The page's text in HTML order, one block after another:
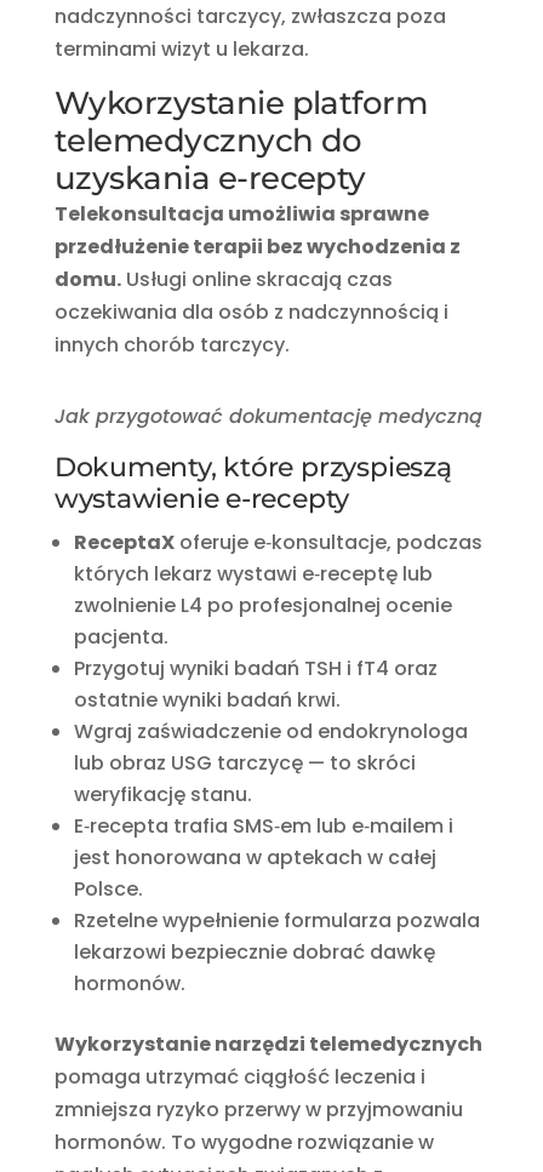
nadczynności tarczycy, zwłaszcza poza
terminami wizyt u lekarza.
Wykorzystanie platform
telemedycznych do
uzyskania e-recepty
Telekonsultacja umożliwia sprawne
przedłużenie terapii bez wychodzenia z
domu.Usługi online skracają czas
oczekiwania dla osób z nadczynnością i
innych chorób tarczycy.
Jak przygotować dokumentację medyczną
Dokumenty, które przyspieszą
wystawienie e‑recepty
ReceptaXoferuje e‑konsultacje, podczas
których lekarz wystawi e‑receptę lub
zwolnienie L4 po profesjonalnej ocenie
pacjenta.
Przygotuj wyniki badań TSH i fT4 oraz
ostatnie wyniki badań krwi.
Wgraj zaświadczenie od endokrynologa
lub obraz USG tarczycę — to skróci
weryfikację stanu.
E‑recepta trafia SMS‑em lub e‑mailem i
jest honorowana w aptekach w całej
Polsce.
Rzetelne wypełnienie formularza pozwala
lekarzowi bezpiecznie dobrać dawkę
hormonów.
Wykorzystanie narzędzi telemedycznych
pomaga utrzymać ciągłość leczenia i
zmniejsza ryzyko przerwy w przyjmowaniu
hormonów. To wygodne rozwiązanie w